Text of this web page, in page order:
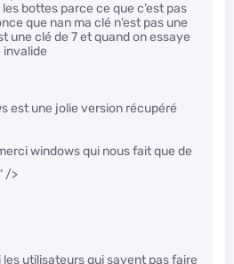
bottes parce ce que c’est pas
que nan ma clé n’est pas une
une clé de 7 et quand on essaye
invalide
est une jolie version récupéré
windows qui nous fait que de
/>
les utilisateurs qui savent pas faire